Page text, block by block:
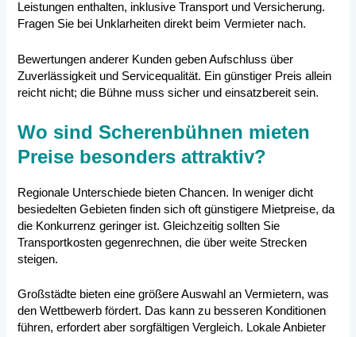
Leistungen enthalten, inklusive Transport und Versicherung.
Fragen Sie bei Unklarheiten direkt beim Vermieter nach.
Bewertungen anderer Kunden geben Aufschluss über
Zuverlässigkeit und Servicequalität. Ein günstiger Preis allein
reicht nicht; die Bühne muss sicher und einsatzbereit sein.
Wo sind Scherenbühnen mieten
Preise besonders attraktiv?
Regionale Unterschiede bieten Chancen. In weniger dicht
besiedelten Gebieten finden sich oft günstigere Mietpreise, da
die Konkurrenz geringer ist. Gleichzeitig sollten Sie
Transportkosten gegenrechnen, die über weite Strecken
steigen.
Großstädte bieten eine größere Auswahl an Vermietern, was
den Wettbewerb fördert. Das kann zu besseren Konditionen
führen, erfordert aber sorgfältigen Vergleich. Lokale Anbieter